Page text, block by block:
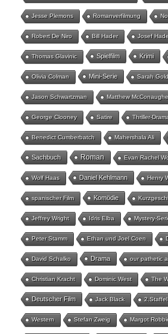
Jesse Plemons Romanverfilmung
Robert De Niro Bill Hader Josef
Thomas Glavinic Spielfilm Krimi
Olivia Colman Mini-Serie Sarah
Jason Schwartzman Matthew
George Clooney Satire Thriller-
Benedict Cumberbatch Mahershala Ali
Sachbuch Roman Evan Rachel
Wolf Haas Daniel Kehlmann Henry
spanischer Film Komödie
Jeffrey Wright Idris Elba Mystery-
Peter Stamm Ethan und Joel Coen
David Schalko Drama our pathetic
Christian Kracht Dominic West The
Deutscher Film Jack Black 2.Staffel
Western Stefan Zweig Margot